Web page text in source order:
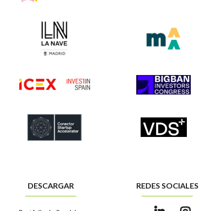
DESCARGAR REDES SOCIALES